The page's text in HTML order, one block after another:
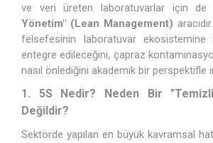
ve veri üreten laboratuvarlar için de
Yönetim" (Lean Management)
felsefesinin laboratuvar ekosistemine
entegre edileceğini, çapraz
nasıl önlediğini akademik bir perspektifle
1. 5S Nedir? Neden Bir
Değildir?
Sektörde yapılan en büyük kavramsal